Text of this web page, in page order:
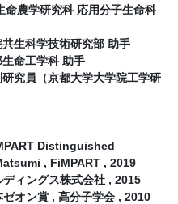
農学研究科 応用分子生命科
生科学技術研究部 助手
命工学科 助手
究員（京都大学大学院工学研
Distinguished
, FiMPART , 2019
ディングス株式会社 , 2015
オン賞 , 高分子学会 , 2010